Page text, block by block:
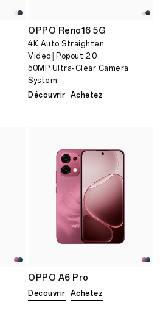
OPPO Reno16 5G
4K Auto Straighten
Video│Popout 2.0
50MP Ultra-Clear Camera
System
Achetez
Découvrir
OPPO A6 Pro
Achetez
Découvrir